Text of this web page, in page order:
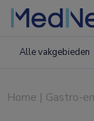
Alle vakgebieden
Home | Gastro-